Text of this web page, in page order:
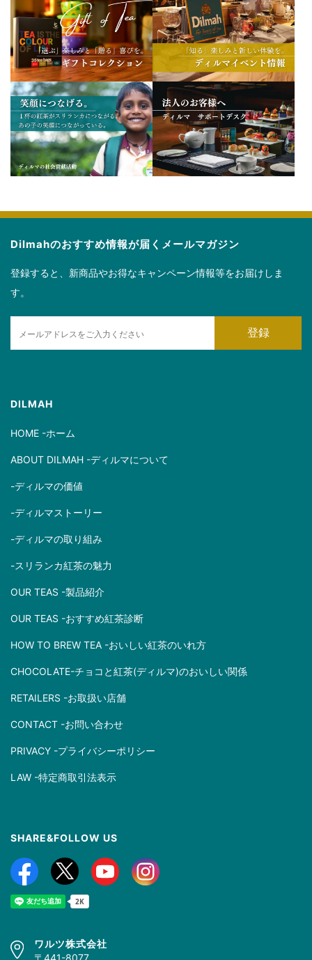
Dilmahのおすすめ情報が届くメールマガジン
登録すると、新商品やお得なキャンペーン情報等をお届けしま
す。
l
登録
DILMAH
HOME -ホーム
ABOUT DILMAH -ディルマについて
-ディルマの価値
-ディルマストーリー
-ディルマの取り組み
-スリランカ紅茶の魅力
OUR TEAS -製品紹介
OUR TEAS -おすすめ紅茶診断
HOW TO BREW TEA -おいしい紅茶のいれ方
CHOCOLATE-チョコと紅茶(ディルマ)のおいしい関係
RETAILERS -お取扱い店舗
CONTACT -お問い合わせ
PRIVACY -プライバシーポリシー
LAW -特定商取引法表示
SHARE&FOLLOW US
ワルツ株式会社
〒441-8077